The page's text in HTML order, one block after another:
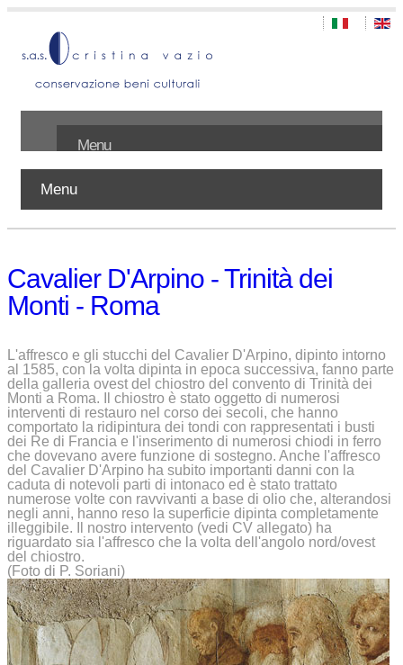
Menu
Lavori
Contatti
Menu
Cavalier D'Arpino - Trinità dei
Monti - Roma
L'affresco e gli stucchi del Cavalier D'Arpino, dipinto intorno
al 1585, con la volta dipinta in epoca successiva, fanno parte
della galleria ovest del chiostro del convento di Trinità dei
Monti a Roma. Il chiostro è stato oggetto di numerosi
interventi di restauro nel corso dei secoli, che hanno
comportato la ridipintura dei tondi con rappresentati i busti
dei Re di Francia e l'inserimento di numerosi chiodi in ferro
che dovevano avere funzione di sostegno. Anche l'affresco
del Cavalier D'Arpino ha subito importanti danni con la
caduta di notevoli parti di intonaco ed è stato trattato
numerose volte con ravvivanti a base di olio che, alterandosi
negli anni, hanno reso la superficie dipinta completamente
illeggibile. Il nostro intervento (vedi CV allegato) ha
riguardato sia l'affresco che la volta dell'angolo nord/ovest
del chiostro.
(Foto di P. Soriani)